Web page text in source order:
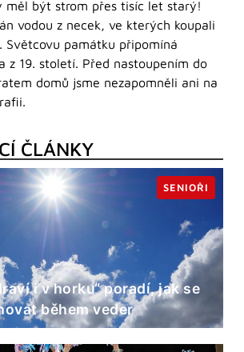
měl být strom přes tisíc let starý!
vodou z necek, ve kterých koupali
Světcovu památku připomíná
z 19. století. Před nastoupením do
domů jsme nezapomněli ani na
ČLÁNKY
i v horku“ poradí, jak se
během veder
SENIOŘI